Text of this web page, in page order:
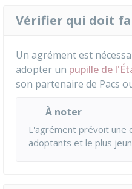
Vérifier qui doit
Un agrément est
adopter un pupille de
son partenaire de Pacs
À noter
L'agrément prévoit une
adoptants et le plus